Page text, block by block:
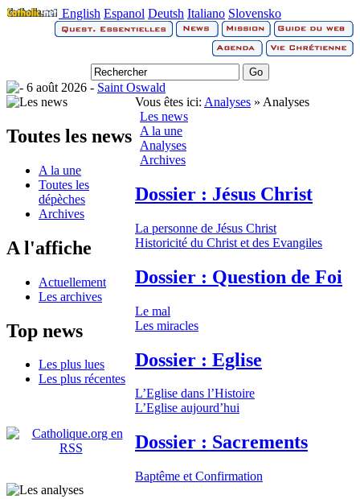
English Espanol Deutsh Italiano Slovensko
6 août 2026 - Saint Oswald
Toutes les news
A la une
Toutes les
dépèches
Archives
A l'affiche
Actuellement
Les archives
Top news
Les plus lues
Les plus récentes
Vous êtes ici: Analyses » Analyses
Les news
A la une
Analyses
Archives
Dossier : Jésus Christ
La personne de Jésus Christ
Historicité du Christ et des Evangiles
Dossier : Question de Foi
Le mal
Les miracles
Dossier : Eglise
L’Eglise dans l’Histoire
L’Eglise aujourd’hui
Dossier : Sacrements
Baptême et Confirmation